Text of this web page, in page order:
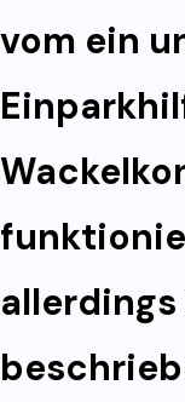
vom ein